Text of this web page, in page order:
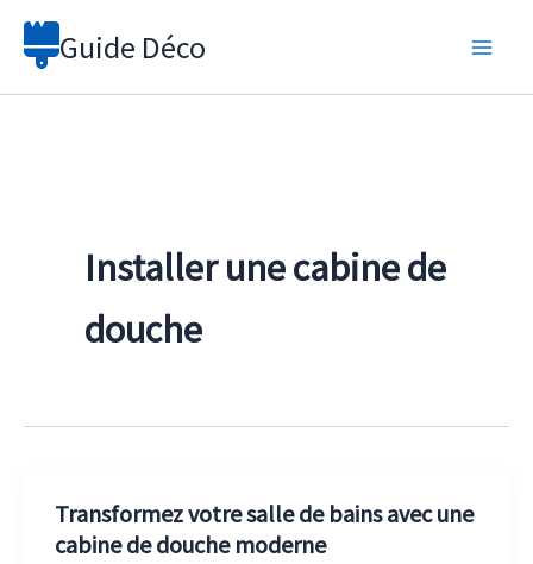
Aller
Guide Déco
Installer une cabine de
douche
Transformez votre salle de bains avec une
cabine de douche moderne